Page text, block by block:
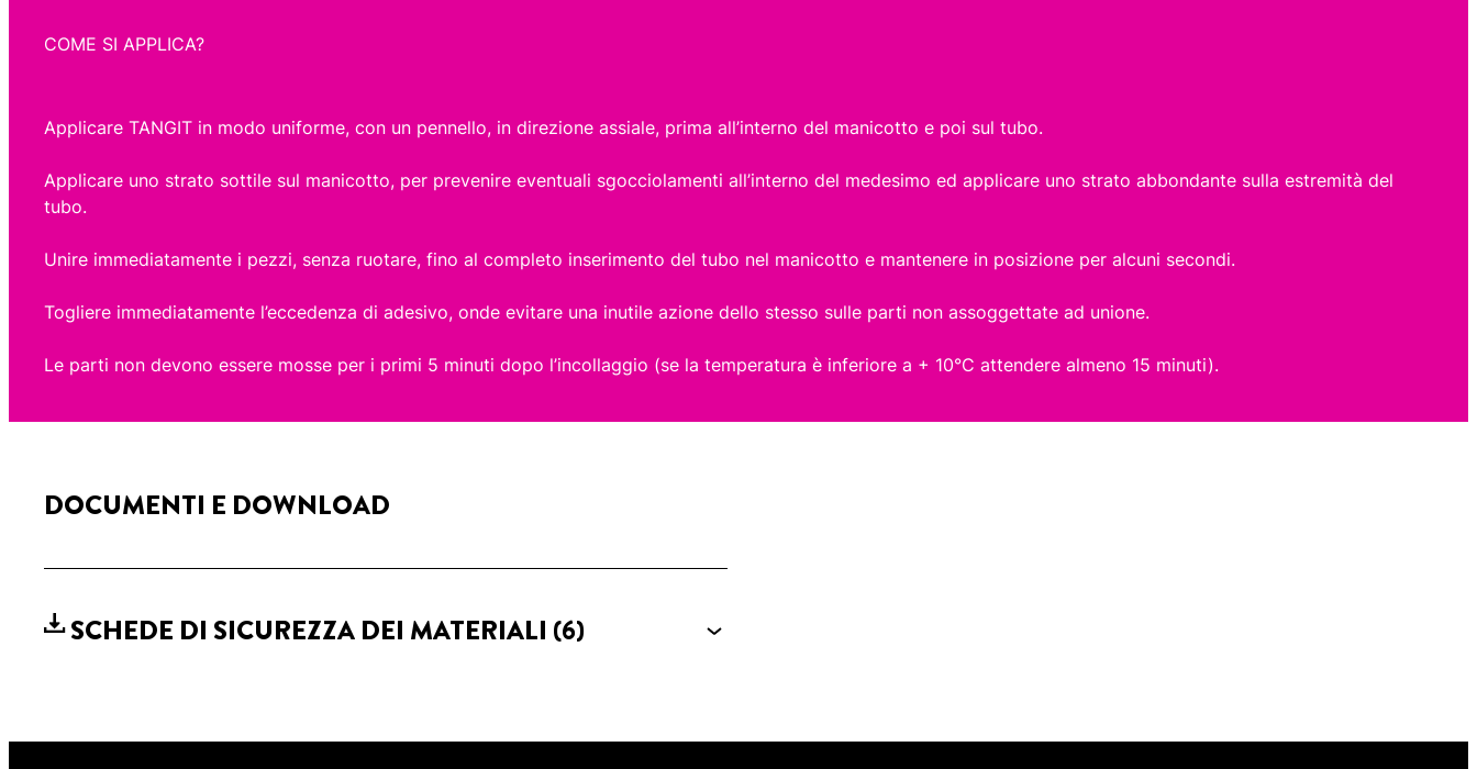
COME SI APPLICA?
Applicare TANGIT in modo uniforme, con un pennello, in direzione assiale, prima all’interno del manicotto e poi sul tubo.
Applicare uno strato sottile sul manicotto, per prevenire eventuali sgocciolamenti all’interno del medesimo ed applicare uno strato abbondante sulla estremità del
tubo.
Unire immediatamente i pezzi, senza ruotare, fino al completo inserimento del tubo nel manicotto e mantenere in posizione per alcuni secondi.
Togliere immediatamente l’eccedenza di adesivo, onde evitare una inutile azione dello stesso sulle parti non assoggettate ad unione.
Le parti non devono essere mosse per i primi 5 minuti dopo l’incollaggio (se la temperatura è inferiore a + 10°C attendere almeno 15 minuti).
DOCUMENTI E DOWNLOAD
SCHEDE DI SICUREZZA DEI MATERIALI (6)